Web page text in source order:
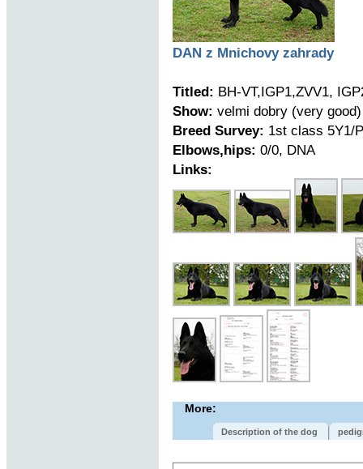
DAN z Mnichovy zahrady
Titled: BH-VT,IGP1,ZVV1,
Show: velmi dobry (very good)
Breed Survey: 1st class 5Y1/P
Elbows,hips: 0/0, DNA
Links:
More:
Description of the dog